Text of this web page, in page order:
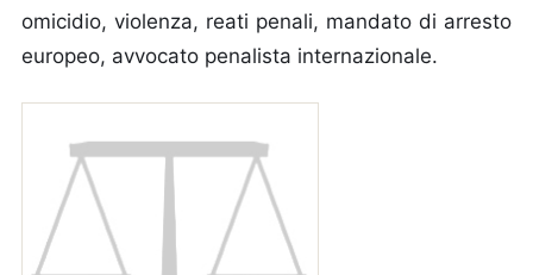
omicidio, violenza, reati penali, mandato di arresto
europeo, avvocato penalista internazionale.